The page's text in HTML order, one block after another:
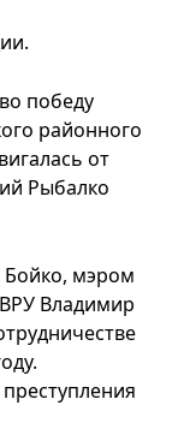
победу
районного
от
Рыбалко
мэром
Владимир